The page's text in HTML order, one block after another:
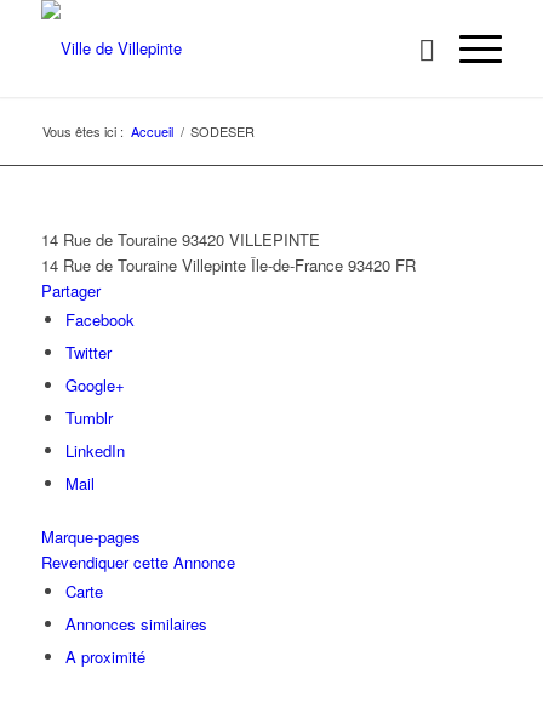
Vous êtes ici : Accueil / SODESER
14 Rue de Touraine 93420 VILLEPINTE
14 Rue de Touraine Villepinte Île-de-France 93420 FR
Partager
Facebook
Twitter
Google+
Tumblr
LinkedIn
Mail
Marque-pages
Revendiquer cette Annonce
Carte
Annonces similaires
A proximité